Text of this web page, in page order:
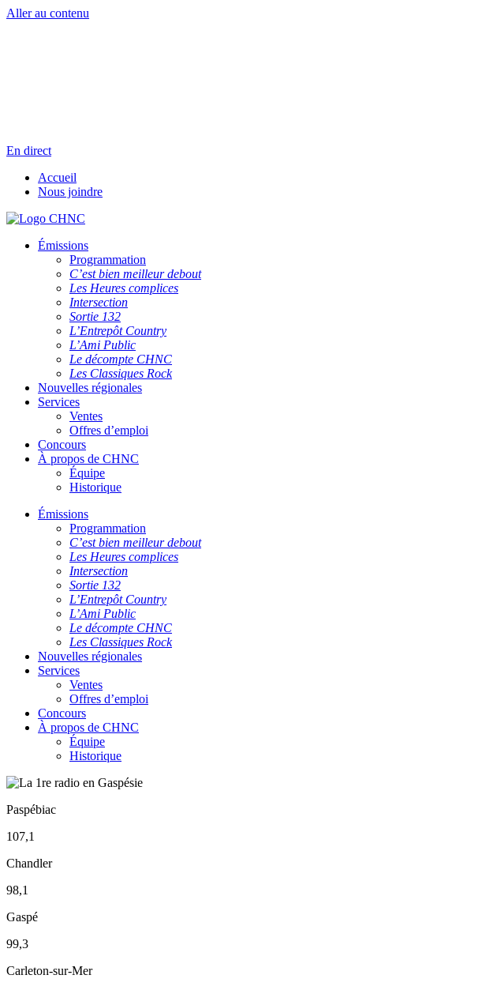
Aller au contenu
En direct
Accueil
Nous joindre
Émissions
Programmation
C’est bien meilleur debout
Les Heures complices
Intersection
Sortie 132
L’Entrepôt Country
L’Ami Public
Le décompte CHNC
Les Classiques Rock
Nouvelles régionales
Services
Ventes
Offres d’emploi
Concours
À propos de CHNC
Équipe
Historique
Émissions
Programmation
C’est bien meilleur debout
Les Heures complices
Intersection
Sortie 132
L’Entrepôt Country
L’Ami Public
Le décompte CHNC
Les Classiques Rock
Nouvelles régionales
Services
Ventes
Offres d’emploi
Concours
À propos de CHNC
Équipe
Historique
Paspébiac
107,1
Chandler
98,1
Gaspé
99,3
Carleton-sur-Mer